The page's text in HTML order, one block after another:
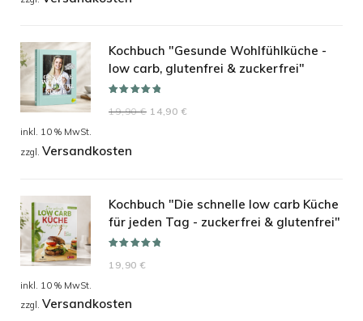
Kochbuch "Gesunde Wohlfühlküche -
low carb, glutenfrei & zuckerfrei"
5.00von 5
19,90€ Ursprünglicher
14,90 €
inkl. 10 % MwSt.
zzgl. Versandkosten
Kochbuch "Die schnelle low carb Küche
für jeden Tag - zuckerfrei & glutenfrei"
5.00 von 5
19,90€
inkl. 10 % MwSt.
zzgl. Versandkosten